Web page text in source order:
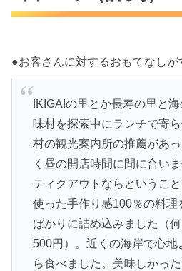
●お客さんに対するおもてなしが
IKIGAIの里とか長寿の里と
味村を探索中にランチで寄
村の観光案内所の推薦があ
く昼の開店時間に間に合い
ティクアウトならというこ
使った手作り感100％の料理
ばかりに詰め込みました（
500円）。近くの海岸で心
ら食べました。美味しかっ